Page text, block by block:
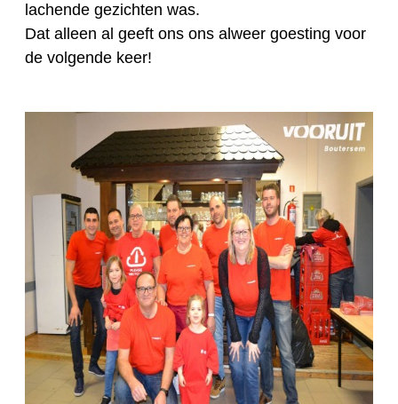
lachende gezichten was.
Dat alleen al geeft ons ons alweer goesting voor
de volgende keer!